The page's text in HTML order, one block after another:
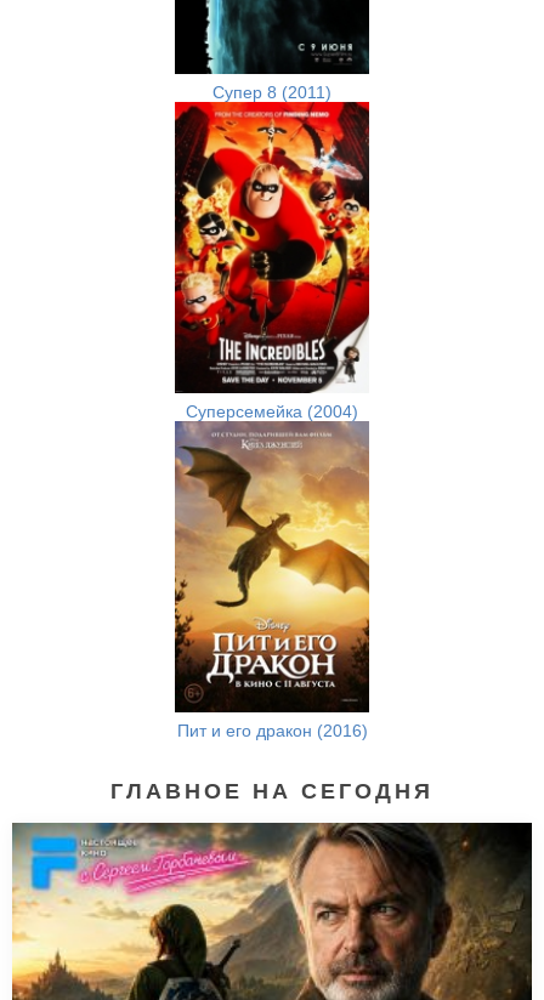
Супер 8 (2011)
Суперсемейка (2004)
Пит и его дракон (2016)
ГЛАВНОЕ НА СЕГОДНЯ